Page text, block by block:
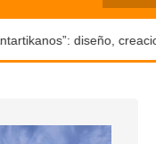
✕
diseño,